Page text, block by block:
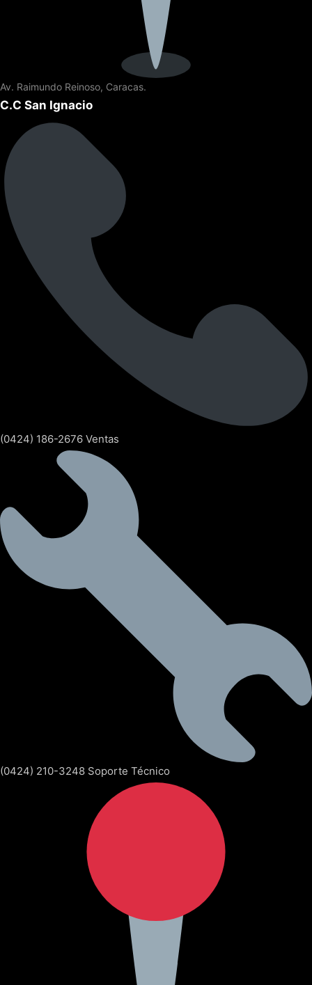
Av. Raimundo Reinoso, Caracas.
C.C San Ignacio
(0424) 186-2676 Ventas
(0424) 210-3248 Soporte Técnico